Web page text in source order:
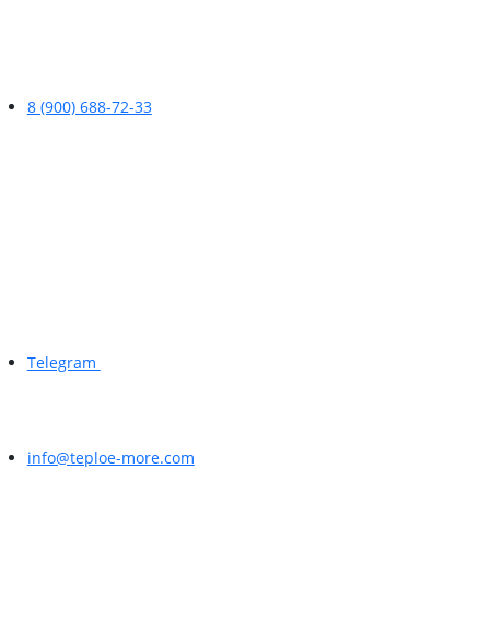
8 (900) 688-72-33
Telegram
info@teploe-more.com